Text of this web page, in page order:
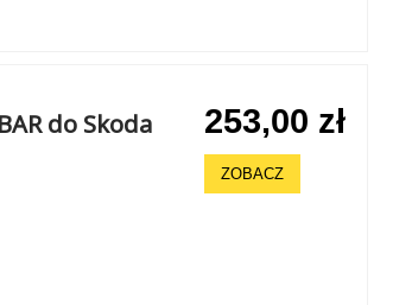
do Skoda
253,00 zł
ZOBACZ